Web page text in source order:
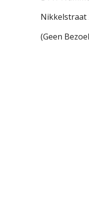
Nikkelstraat
(Geen